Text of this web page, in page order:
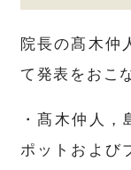
院長の髙木仲
て発表をおこ
・髙木仲人，
ポットおよび